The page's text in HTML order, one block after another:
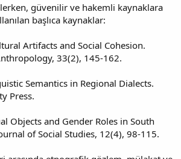
güvenilir ve hakemli kaynaklara
başlıca kaynaklar:
Artifacts and Social Cohesion.
33(2), 145-162.
Semantics in Regional Dialects.
Press.
Objects and Gender Roles in South
of Social Studies, 12(4), 98-115.